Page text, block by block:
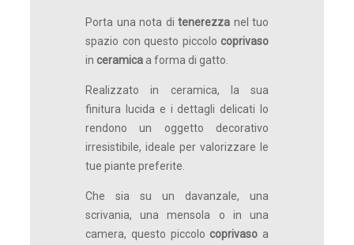
Porta una nota di tenerezza nel tuo
spazio con questo piccolo coprivaso
in ceramica a forma di gatto.
Realizzato in ceramica, la sua
finitura lucida e i dettagli delicati lo
rendono un oggetto decorativo
irresistibile, ideale per valorizzare le
tue piante preferite.
Che sia su un davanzale, una
scrivania, una mensola o in una
camera, questo piccolocoprivaso a